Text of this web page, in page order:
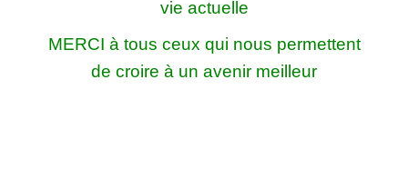
vie actuelle
MERCI à tous ceux qui nous permettent
de croire à un avenir meilleur